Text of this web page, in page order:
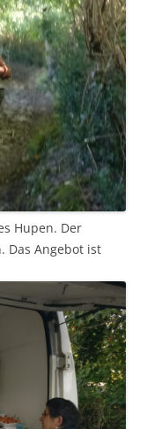
Hupen. Der
Das Angebot ist